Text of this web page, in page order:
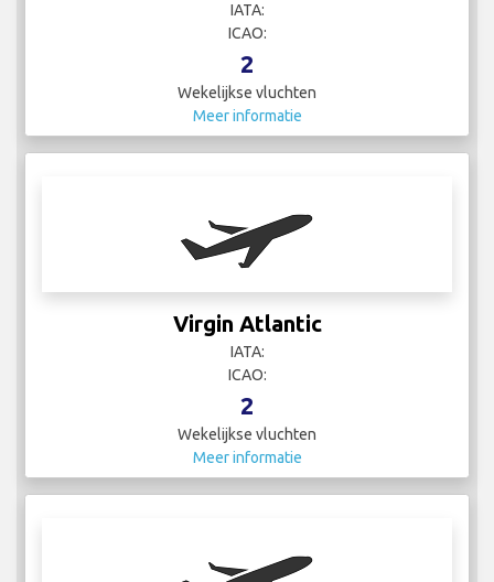
IATA:
ICAO:
2
Wekelijkse vluchten
Meer informatie
Virgin Atlantic
IATA:
ICAO:
2
Wekelijkse vluchten
Meer informatie